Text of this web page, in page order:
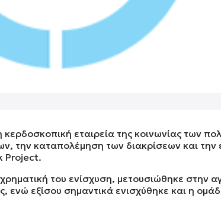
εταιρεία της κοινωνίας των
την καταπολέμηση των διακρίσεων και την
Project.
του ενίσχυση, μετουσιώθηκε στην
ενώ εξίσου σημαντικά ενισχύθηκε και η